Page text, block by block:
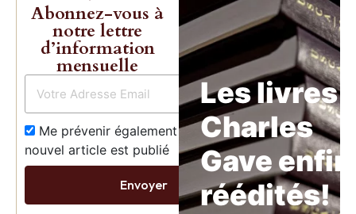
Abonnez-vous à
notre lettre
d’information
mensuelle
Me prévenir également dès qu’un
nouvel article est publié
Envoyer
Les livres
Charles
Gave enfin
réédités!